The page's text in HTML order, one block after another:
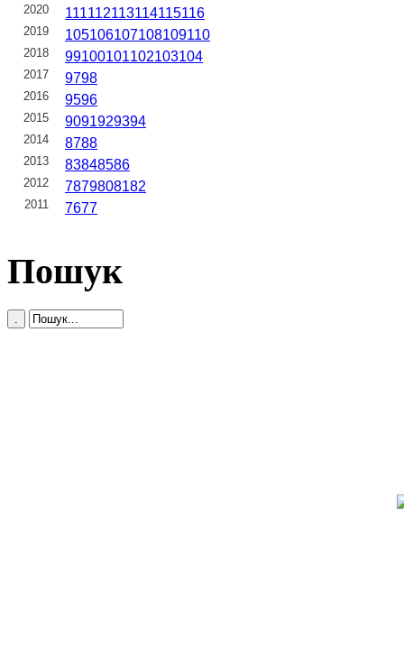
2020 111112113114115116
2019 105106107108109110
2018 99100101102103104
2017 9798
2016 9596
2015 9091929394
2014 8788
2013 83848586
2012 7879808182
2011 7677
Пошук